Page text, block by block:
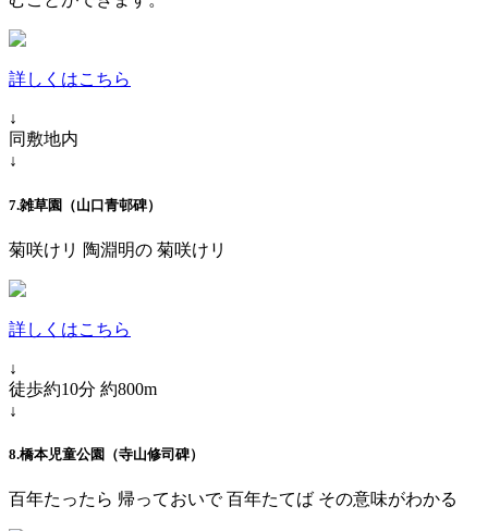
詳しくはこちら
↓
同敷地内
↓
7.雑草園（山口青邨碑）
菊咲けリ 陶淵明の 菊咲けリ
詳しくはこちら
↓
徒歩約10分 約800m
↓
8.橋本児童公園（寺山修司碑）
百年たったら 帰っておいで 百年たてば その意味がわかる